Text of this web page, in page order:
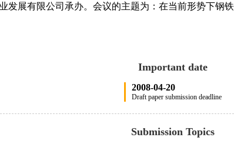
发展有限公司承办。会议的主题为：在当前形势下
Important date
2008-04-20
Draft paper submission deadline
Submission Topics